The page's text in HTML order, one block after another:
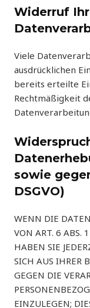
Widerruf
Viele
ausdrücklichen
bereits erteilte
Rechtmäßigkeit
sowie
DSGVO)
WENN DIE
VON ART. 6 ABS.
HABEN SIE
SICH AUS IHRER
GEGEN DIE
EINZULEGEN;